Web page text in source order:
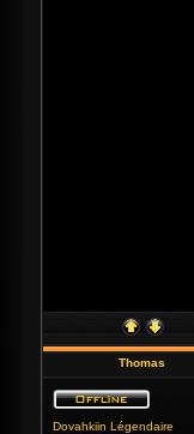
Thomas
Dovahkiin Légendaire